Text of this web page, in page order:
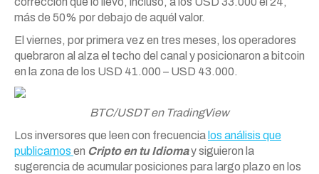
más de 50% por debajo de aquél valor.
El viernes, por primera vez en tres meses, los operadores
quebraron al alza el techo del canal y posicionaron a bitcoin
en la zona de los USD 41.000 – USD 43.000.
BTC/USDT en TradingView
Los inversores que leen con frecuencia los análisis que
publicamos en Cripto en tu Idiomay siguieron la
sugerencia de acumular posiciones para largo plazo en los